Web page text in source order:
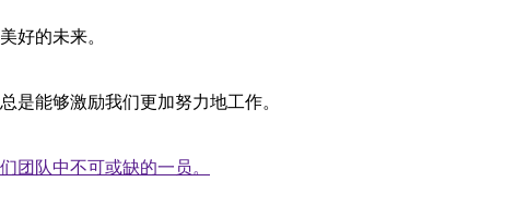
好的未来。
是能够激励我们更加努力地工作。
团队中不可或缺的一员。